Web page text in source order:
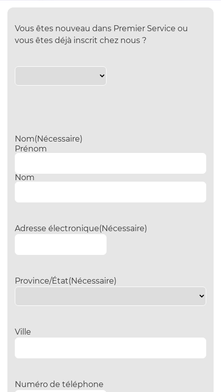
Vous êtes nouveau dans Premier Service ou
vous êtes déjà inscrit chez nous ?
Nom(Nécessaire)
Prénom
Nom
Adresse électronique(Nécessaire)
Province/État(Nécessaire)
Ville
Numéro de téléphone